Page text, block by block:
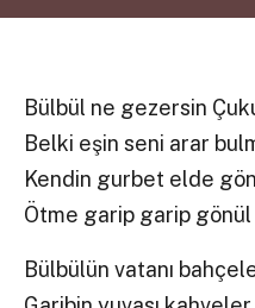
Bülbül ne gezersin
Belki eşin seni arar
Kendin gurbet elde
Ötme garip garip
Bülbülün vatanı